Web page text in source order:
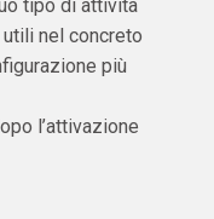
tipo di attività
nel concreto
più
l’attivazione